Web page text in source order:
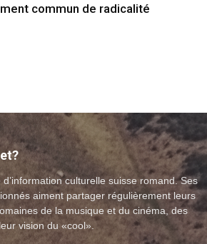
commun de radicalité
culturelle suisse romand. Ses
aiment partager régulièrement leurs
de la musique et du cinéma, des
vision du «cool».